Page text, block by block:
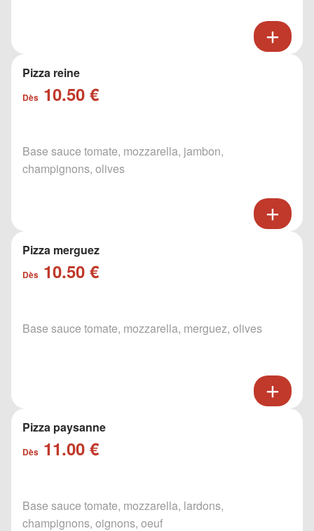
Pizza reine
Dès 10.50 €
Base sauce tomate, mozzarella, jambon,
champignons, olives
Pizza merguez
Dès 10.50 €
Base sauce tomate, mozzarella, merguez, olives
Pizza paysanne
Dès 11.00 €
Base sauce tomate, mozzarella, lardons,
champignons, oignons, oeuf